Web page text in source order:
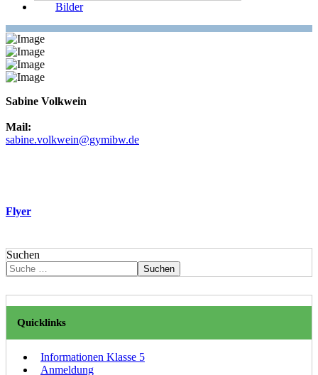
Bilder
Sabine Volkwein
Mail:
sabine.volkwein@gymibw.de
Flyer
Suchen
Suchen
Quicklinks
Informationen Klasse 5
Anmeldung